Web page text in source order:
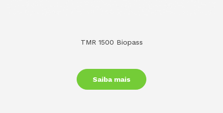
TMR 1500 Biopass
Saiba mais